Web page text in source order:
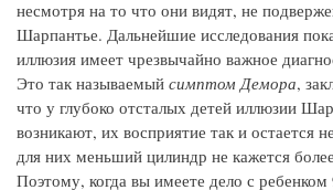
несмотря на то что они видят, не
Шарпантье. Дальнейшие исследования
иллюзия имеет чрезвычайно важное
Это так называемый симптом Демора,
что у глубоко отсталых детей иллюзии
возникают, их восприятие так и остается
для них меньший цилиндр не кажется
Поэтому, когда вы имеете дело с ребенком